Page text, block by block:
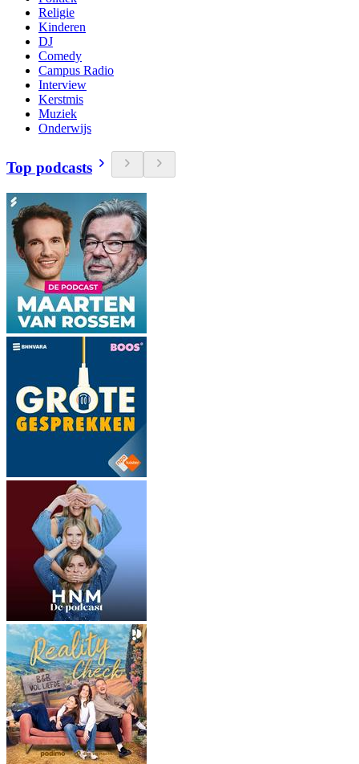
Religie
Kinderen
DJ
Comedy
Campus Radio
Interview
Kerstmis
Muziek
Onderwijs
Top podcasts